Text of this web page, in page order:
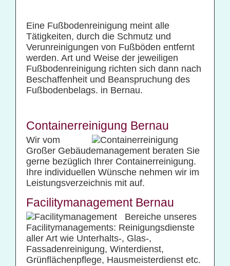
Eine Fußbodenreinigung meint alle
Tätigkeiten, durch die Schmutz und
Verunreinigungen von Fußböden entfernt
werden. Art und Weise der jeweiligen
Fußbodenreinigung richten sich dann nach
Beschaffenheit und Beanspruchung des
Fußbodenbelags. in Bernau.
Containerreinigung Bernau
Wir vom
Großer Gebäudemanagement beraten Sie
gerne bezüglich Ihrer Containerreinigung.
Ihre individuellen Wünsche nehmen wir im
Leistungsverzeichnis mit auf.
Facilitymanagement Bernau
Bereiche unseres
Facilitymanagements: Reinigungsdienste
aller Art wie Unterhalts-, Glas-,
Fassadenreinigung, Winterdienst,
Grünflächenpflege, Hausmeisterdienst etc.